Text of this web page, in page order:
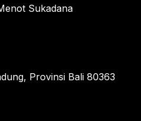
Sukadana
Provinsi Bali 80363